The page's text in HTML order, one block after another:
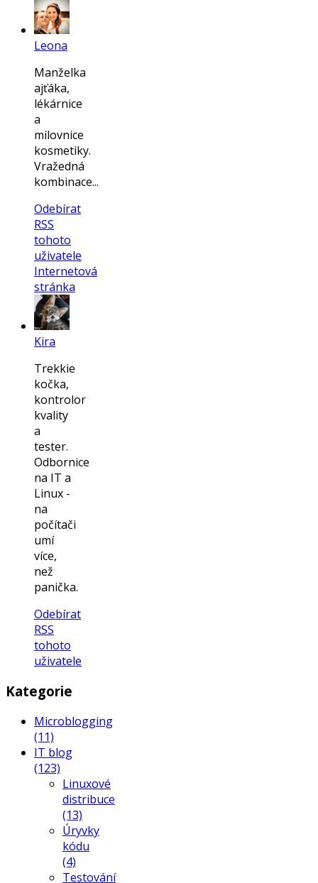
Leona
Manželka
ajťáka,
lékárnice
a
milovnice
kosmetiky.
Vražedná
kombinace...
Odebírat
RSS
tohoto
uživatele
Internetová
stránka
Kira
Trekkie
kočka,
kontrolor
kvality
a
tester.
Odbornice
na IT a
Linux -
na
počítači
umí
více,
než
panička.
Odebírat
RSS
tohoto
uživatele
Kategorie
Microblogging
(11)
IT blog
(123)
Linuxové
distribuce
(13)
Úryvky
kódu
(4)
Testování